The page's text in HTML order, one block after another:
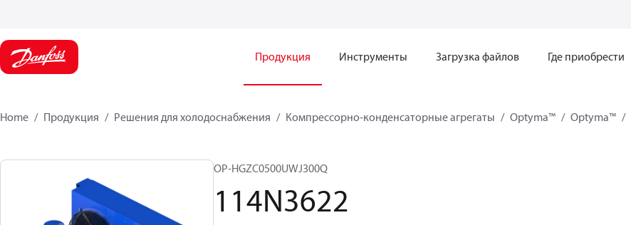
Продукция Инструменты Загрузка файлов Где приобрести
Home Продукция Решения для холодоснабжения Компрессорно-конденсаторные агрегаты Optyma™ Optyma™
OP-HGZC0500UWJ300Q
114N3622